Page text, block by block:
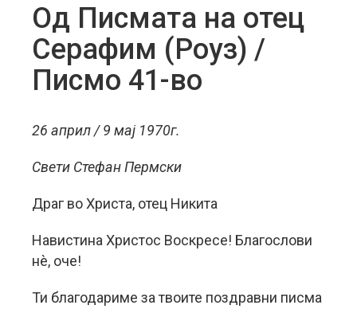
Од Писмата на отец
Серафим (Роуз) /
Писмо 41-во
26 април / 9 мај 1970г.
Свети Стефан Пермски
Драг во Христа, отец Никита
Навистина Христос Воскресе! Благослови
нè, оче!
Ти благодариме за твоите поздравни писма